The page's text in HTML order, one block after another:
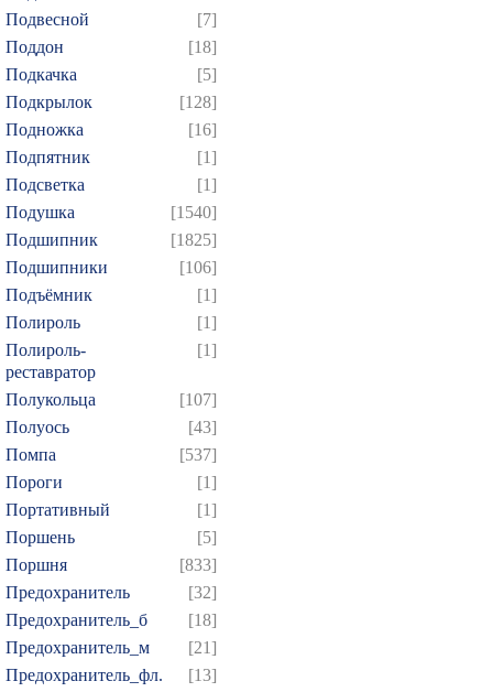
Подвесной
[7]
Поддон
[18]
Подкачка
[5]
Подкрылок
[128]
Подножка
[16]
Подпятник
[1]
Подсветка
[1]
Подушка
[1540]
Подшипник
[1825]
Подшипники
[106]
Подъёмник
[1]
Полироль
[1]
Полироль-
реставратор
[1]
Полукольца
[107]
Полуось
[43]
Помпа
[537]
Пороги
[1]
Портативный
[1]
Поршень
[5]
Поршня
[833]
Предохранитель
[32]
Предохранитель_б
[18]
Предохранитель_м
[21]
Предохранитель_фл.
[13]